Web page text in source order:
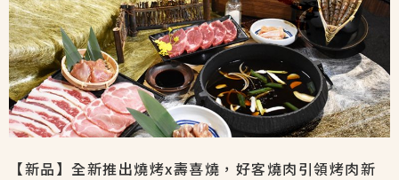
【新品】全新推出燒烤x壽喜燒，好客燒肉引領烤肉新